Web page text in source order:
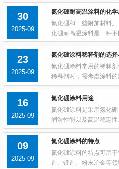
剂则需要挥发性好、稳定
30
2025-09
氮化硼耐高温涂料的化
氮化硼和一些附加材料
化硼耐高温涂料是一种
分为氮化硼和一些附加
它在高温下具有良好的硬
23
2025-09
氮化硼涂料稀释剂的选择
氮化硼涂料常用的稀释
稀释剂时，需考虑涂料
用稀释剂可以提高氮化
化硼涂料稀释剂的选择原
16
2025-09
氮化硼涂料用途
氮化硼涂料是采用氮化
润滑性能以及高温稳定
保持其润滑性和惰性。
等领域。在金属熔融和金
09
2025-09
氮化硼涂料的特点
氮化硼涂料的特点可用
造、锻造、粉末冶金等